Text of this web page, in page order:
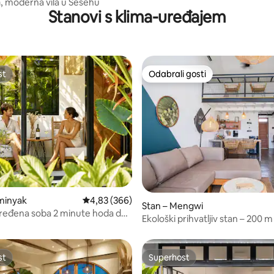
Stanovi s klima-uređajem
recenzija: 63
Seminyak Prosječna ocjena: 4,83/5, recenzija: 366
4,83 (366)
soba 2 minute hoda do
Odabrali gosti
Odabrali gosti
Stan – Mengwi
Ekološki prihvatljiv stan – 200
Superhost
Superhost